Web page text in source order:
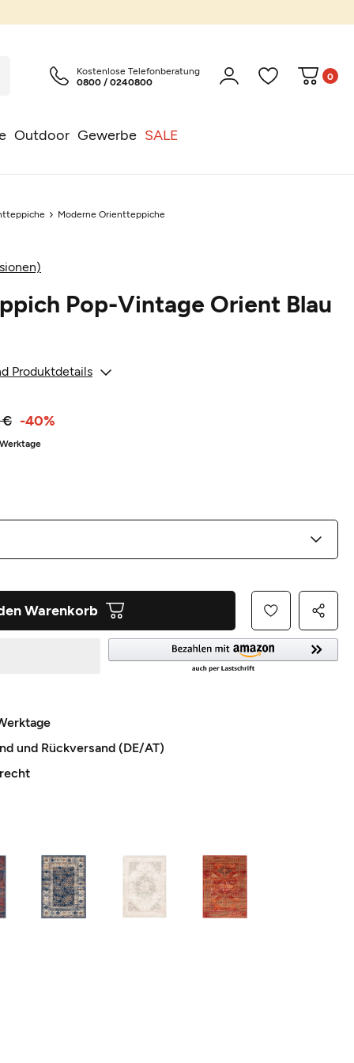
Outdoor Gewerbe SALE
Kostenlose Telefonberatung
0800 / 0240800
0
Moderne Orientteppiche
Pop-Vintage Orient Blau
Produktdetails
€ -40%
Warenkorb
und Rückversand (DE/AT)